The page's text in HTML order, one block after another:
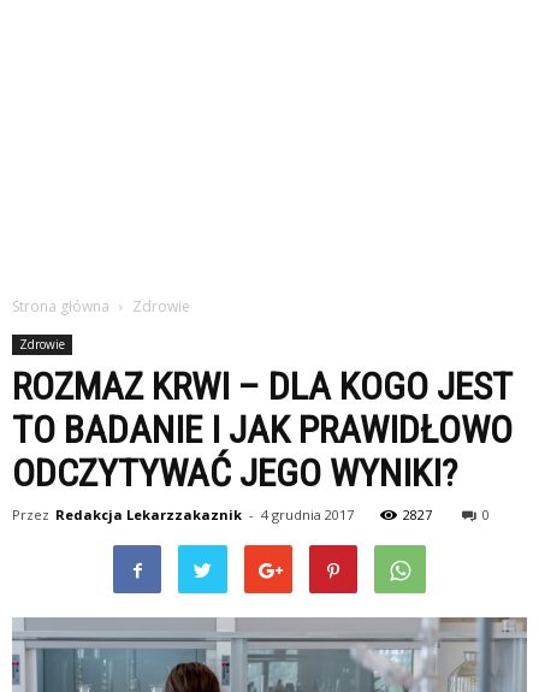
Strona główna Zdrowie
Zdrowie
ROZMAZ KRWI – DLA KOGO JEST
TO BADANIE I JAK PRAWIDŁOWO
ODCZYTYWAĆ JEGO WYNIKI?
Przez Redakcja Lekarzzakaznik - 4 grudnia 2017 2827 0